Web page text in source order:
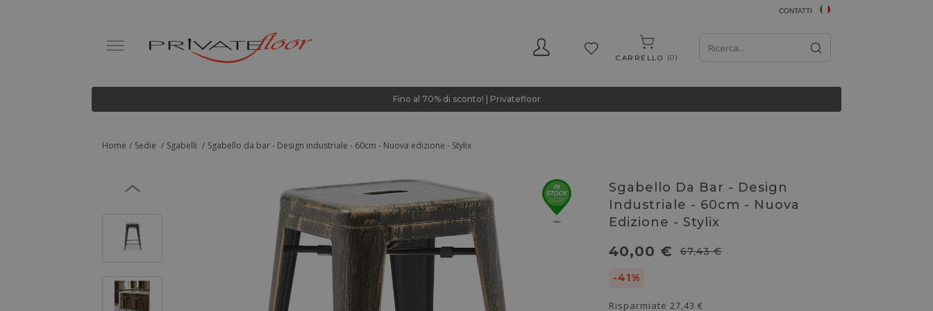
CONTATTI
CARRELLO 0
Fino al 70% di sconto! | Privatefloor
Home Sedie Sgabelli Sgabello da bar - Design industriale - 60cm - Nuova edizione - Stylix
Sgabello Da Bar - Design
Industriale - 60cm - Nuova
Edizione - Stylix
40,00 € 67,43 €
-41%
Risparmiate 27,43 €